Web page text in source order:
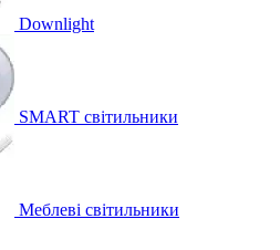
Downlight
SMART світильники
Меблеві світильники